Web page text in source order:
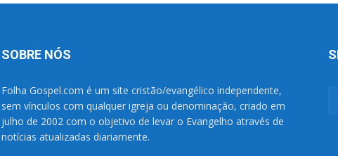
SOBRE NÓS
Folha Gospel.com é um site cristão/evangélico independente,
sem vínculos com qualquer igreja ou denominação, criado em
julho de 2002 com o objetivo de levar o Evangelho através de
notícias atualizadas diariamente.